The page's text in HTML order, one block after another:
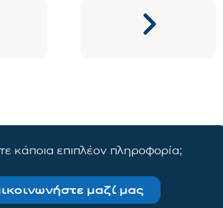
κάποια επιπλέον πληροφορία;
μαζί μας